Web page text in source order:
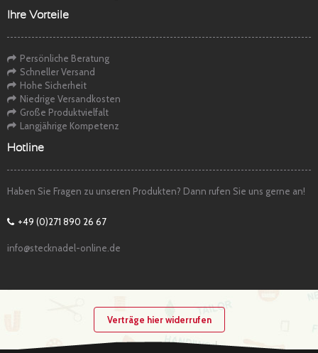
Ihre Vorteile
Persönliche Beratung
Schneller Versand
Hohe Sicherheit
Niedrige Versandkosten
Große Produktvielfalt
Langjährige Kompetenz
Hotline
Haben Sie Fragen zu unseren Produkten? Dann rufen Sie uns gerne an!
+49 (0)271 890 26 67
info@stecknadel-online.de
Verträge hier widerrufen